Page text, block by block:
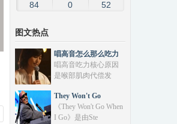
84 0 52
图文热点
唱高音怎么那么吃力
唱高音吃力核心原因
是‌喉部肌肉代偿发
They Won't Go
《They Won't Go When
I Go》是由‌Ste